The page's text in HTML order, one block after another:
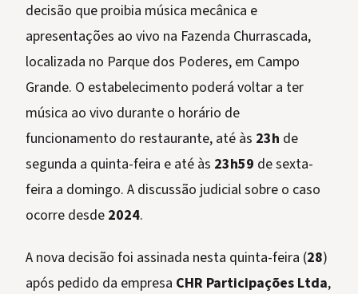
decisão que proibia música mecânica e
apresentações ao vivo na Fazenda Churrascada,
localizada no Parque dos Poderes, em Campo
Grande. O estabelecimento poderá voltar a ter
música ao vivo durante o horário de
funcionamento do restaurante, até às 23h de
segunda a quinta-feira e até às 23h59 de sexta-
feira a domingo. A discussão judicial sobre o caso
ocorre desde 2024.
A nova decisão foi assinada nesta quinta-feira (28)
após pedido da empresa CHR Participações Ltda,